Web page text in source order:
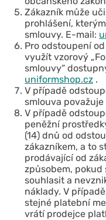
Zákazník může
prohlášení,
smlouvy. E-mail:
Pro odstoupení
využít vzorový
smlouvy“
uniformshop.cz .
V případě
smlouva
V případě
peněžní
(14) dnů od
zákazníkem, a to
prodávající od
způsobem, pokud
souhlasit a
náklady. V
stejné platební
vrátí prodejce